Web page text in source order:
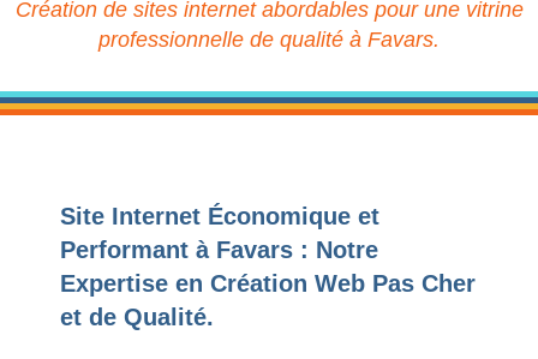
Création de sites internet abordables pour une vitrine
professionnelle de qualité à Favars.
Site Internet Économique et
Performant à Favars : Notre
Expertise en Création Web Pas Cher
et de Qualité.